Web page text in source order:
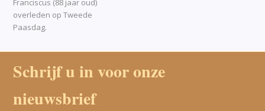
overleden op Tweede
Paasdag.
Schrijf u in voor onze
nieuwsbrief